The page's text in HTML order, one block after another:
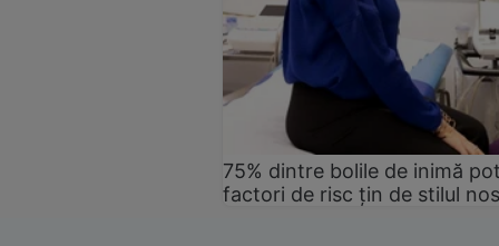
75% dintre bolile de inimă
factori de risc țin de stilul